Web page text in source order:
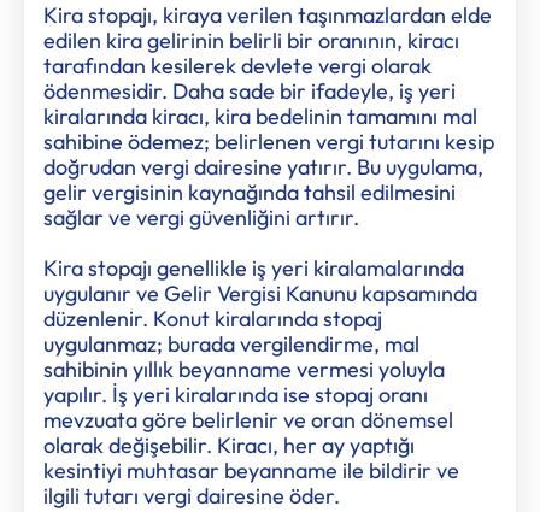
Kira stopajı, kiraya verilen taşınmazlardan elde
edilen kira gelirinin belirli bir oranının, kiracı
tarafından kesilerek devlete vergi olarak
ödenmesidir. Daha sade bir ifadeyle, iş yeri
kiralarında kiracı, kira bedelinin tamamını mal
sahibine ödemez; belirlenen vergi tutarını kesip
doğrudan vergi dairesine yatırır. Bu uygulama,
gelir vergisinin kaynağında tahsil edilmesini
sağlar ve vergi güvenliğini artırır.
Kira stopajı genellikle iş yeri kiralamalarında
uygulanır ve Gelir Vergisi Kanunu kapsamında
düzenlenir. Konut kiralarında stopaj
uygulanmaz; burada vergilendirme, mal
sahibinin yıllık beyanname vermesi yoluyla
yapılır. İş yeri kiralarında ise stopaj oranı
mevzuata göre belirlenir ve oran dönemsel
olarak değişebilir. Kiracı, her ay yaptığı
kesintiyi muhtasar beyanname ile bildirir ve
ilgili tutarı vergi dairesine öder.